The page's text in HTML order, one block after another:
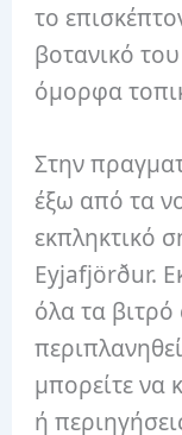
το
βοτανικό
όμορφα
Στην
έξω από τα
εκπληκτικό
Eyjafjörður.
όλα τα
μπορείτε να
ή